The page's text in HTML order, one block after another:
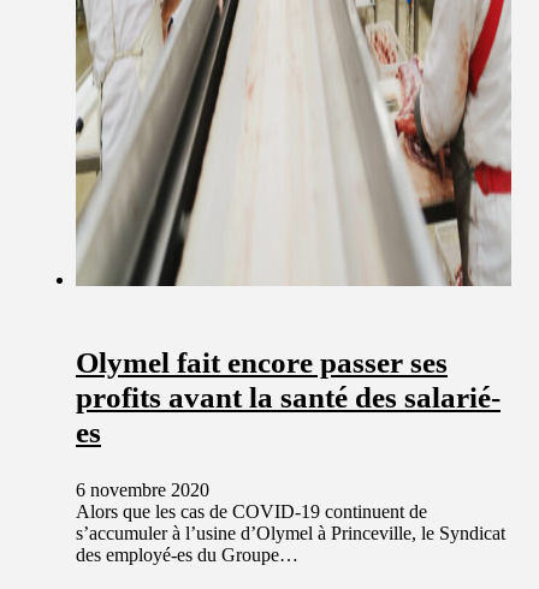
Olymel fait encore passer ses
profits avant la santé des salarié-
es
6 novembre 2020
Alors que les cas de COVID-19 continuent de
s’accumuler à l’usine d’Olymel à Princeville, le Syndicat
des employé-es du Groupe…